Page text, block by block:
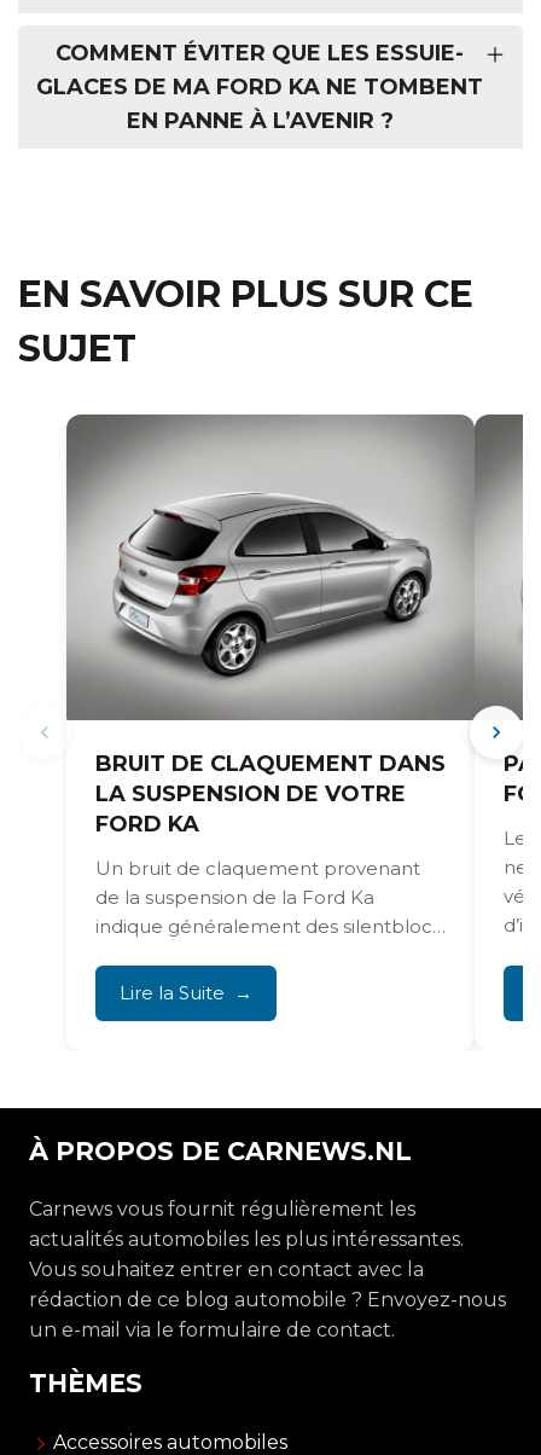
COMMENT ÉVITER QUE LES ESSUIE-
GLACES DE MA FORD KA NE TOMBENT
EN PANNE À L’AVENIR ?
EN SAVOIR PLUS SUR CE
SUJET
BRUIT DE CLAQUEMENT DANS
LA SUSPENSION DE VOTRE
FORD KA
Un bruit de claquement provenant
de la suspension de la Ford Ka
indique généralement des silentblocs
Lire la Suite
ne
À PROPOS DE CARNEWS.NL
Carnews vous fournit régulièrement les
actualités automobiles les plus intéressantes.
Vous souhaitez entrer en contact avec la
rédaction de ce blog automobile ? Envoyez-nous
un e-mail via le formulaire de contact.
THÈMES
Accessoires automobiles